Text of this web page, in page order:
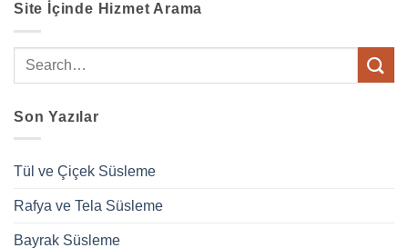
Site İçinde Hizmet Arama
Son Yazılar
Tül ve Çiçek Süsleme
Rafya ve Tela Süsleme
Bayrak Süsleme